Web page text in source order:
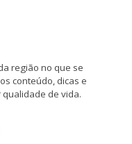
região no que se
conteúdo, dicas e
de vida.